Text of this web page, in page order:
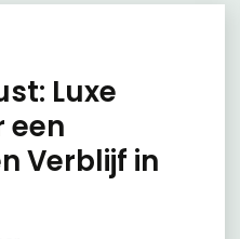
Luxe
een
Verblijf in